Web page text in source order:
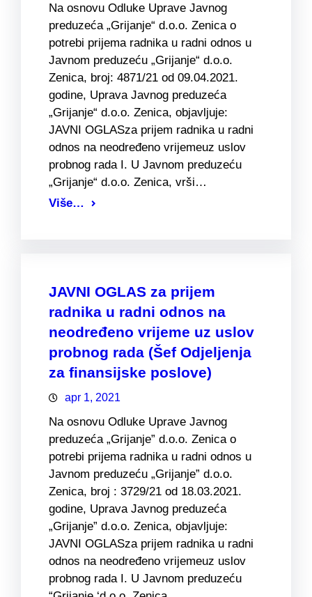
Na osnovu Odluke Uprave Javnog
preduzeća „Grijanje“ d.o.o. Zenica o
potrebi prijema radnika u radni odnos u
Javnom preduzeću „Grijanje“ d.o.o.
Zenica, broj: 4871/21 od 09.04.2021.
godine, Uprava Javnog preduzeća
„Grijanje“ d.o.o. Zenica, objavljuje:
JAVNI OGLASza prijem radnika u radni
odnos na neodređeno vrijemeuz uslov
probnog rada I. U Javnom preduzeću
„Grijanje“ d.o.o. Zenica, vrši…
Više…
JAVNI OGLAS za prijem
radnika u radni odnos na
neodređeno vrijeme uz uslov
probnog rada (Šef Odjeljenja
za finansijske poslove)
apr 1, 2021
Na osnovu Odluke Uprave Javnog
preduzeća „Grijanje” d.o.o. Zenica o
potrebi prijema radnika u radni odnos u
Javnom preduzeću „Grijanje” d.o.o.
Zenica, broj : 3729/21 od 18.03.2021.
godine, Uprava Javnog preduzeća
„Grijanje” d.o.o. Zenica, objavljuje:
JAVNI OGLASza prijem radnika u radni
odnos na neodređeno vrijemeuz uslov
probnog rada I. U Javnom preduzeću